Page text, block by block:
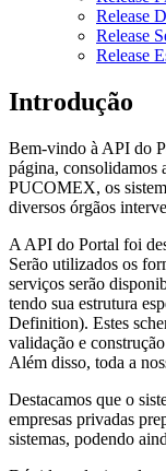
Release
Release
Release
Introdução
Bem-vindo à API do
página, consolidamos
PUCOMEX, os
diversos órgãos
A API do Portal foi
Serão utilizados os
serviços serão
tendo sua estrutura
Definition). Estes
validação e
Além disso, toda a
Destacamos que o
empresas privadas
sistemas, podendo